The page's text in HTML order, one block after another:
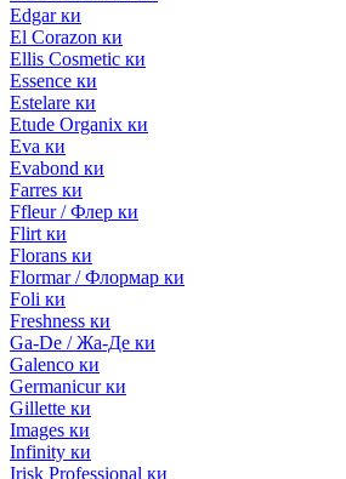
Edgar ки
El Corazon ки
Ellis Cosmetic ки
Essence ки
Estelare ки
Etude Organix ки
Eva ки
Evabond ки
Farres ки
Ffleur / Флер ки
Flirt ки
Florans ки
Flormar / Флормар ки
Foli ки
Freshness ки
Ga-De / Жа-Де ки
Galenco ки
Germanicur ки
Gillette ки
Images ки
Infinity ки
Irisk Professional ки